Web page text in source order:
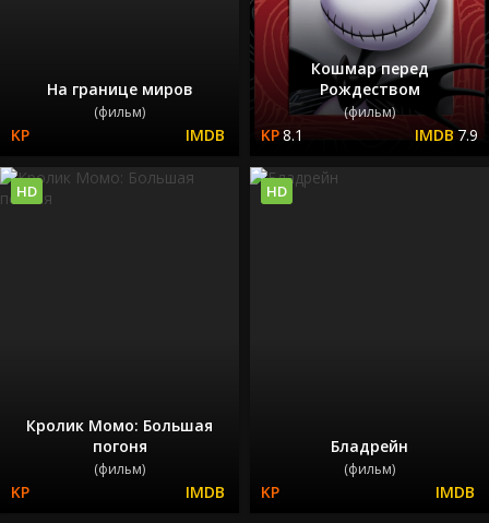
На границе миров
(фильм)
Кошмар перед
Рождеством
(фильм)
8.1 7.9
Кролик Момо: Большая
погоня
(фильм)
HD
Бладрейн
(фильм)
HD